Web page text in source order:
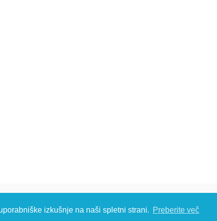
izkušnje na naši spletni strani. Preberite več
T: +386 (0)7 35 65 220, F: +386 (0)7 35 65 232, E:
info@kambic.com-Zasebnost in